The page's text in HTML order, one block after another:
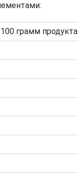
грамм продукта